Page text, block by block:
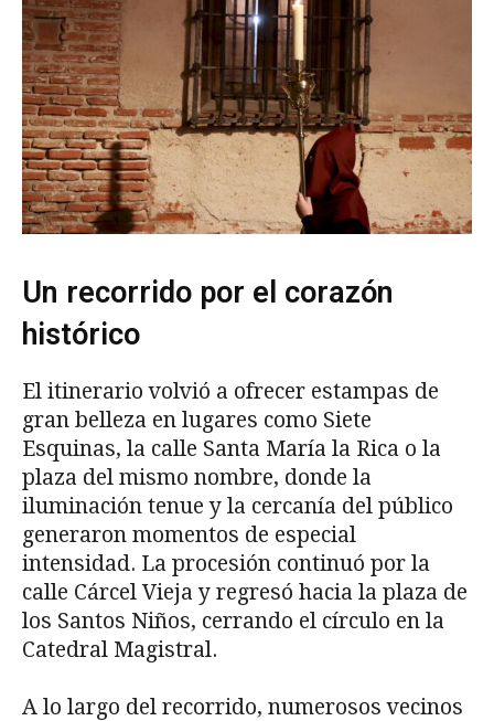
Un recorrido por el corazón
histórico
El itinerario volvió a ofrecer estampas de
gran belleza en lugares como Siete
Esquinas, la calle Santa María la Rica o la
plaza del mismo nombre, donde la
iluminación tenue y la cercanía del público
generaron momentos de especial
intensidad. La procesión continuó por la
calle Cárcel Vieja y regresó hacia la plaza de
los Santos Niños, cerrando el círculo en la
Catedral Magistral.
A lo largo del recorrido, numerosos vecinos